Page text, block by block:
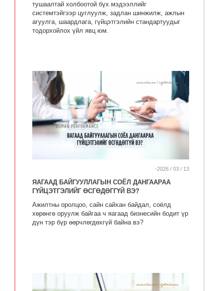
тушаалтай холбоотой бүх мэдээллийг
системтэйгээр цуглуулж, задлан шинжилж, ажлын
агуулга, шаардлага, гүйцэтгэлийн стандартуудыг
тодорхойлох үйл явц юм.
-2026 / 03 / 13
ЯАГААД БАЙГУУЛЛАГЫН СОЁЛ ДАНГААРАА
ГҮЙЦЭТГЭЛИЙГ ӨСГӨДӨГГҮЙ ВЭ?
Ажилтны оролцоо, сайн сайхан байдал, соёлд
хөрөнгө оруулж байгаа ч яагаад бизнесийн бодит үр
дүн тэр бүр өөрчлөгдөхгүй байна вэ?